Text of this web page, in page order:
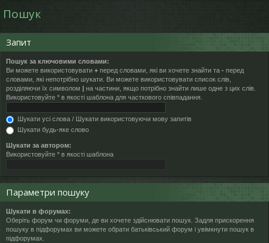
дк
и
й
д
ос
ту
п
м
и
а
ці
Пошук
Запит
Пошук за ключовими словами:
Ви можете використовувати + перед словами, які ви хочете знайти та - перед
словами, які непотрібно шукати. Ви можете використовувати список слів,
розділяючи їх символом
на частини, якщо потрібно знайти лише одне з цих слів.
Використовуйте * в якості шаблона для часткового співпадання.
Шукати усі слова / Шукати використовуючи мову запитів
Шукати будь-яке слово
Шукати за автором:
Використовуйте * в якості шаблона
Параметри пошуку
Шукати в форумах:
Оберіть форум чи форуми, де ви хочете здійснювати пошук. Задля прискорення
пошуку в підфорумах ви можете обрати батьківський форум і увімкнути пошук в
підфорумах.